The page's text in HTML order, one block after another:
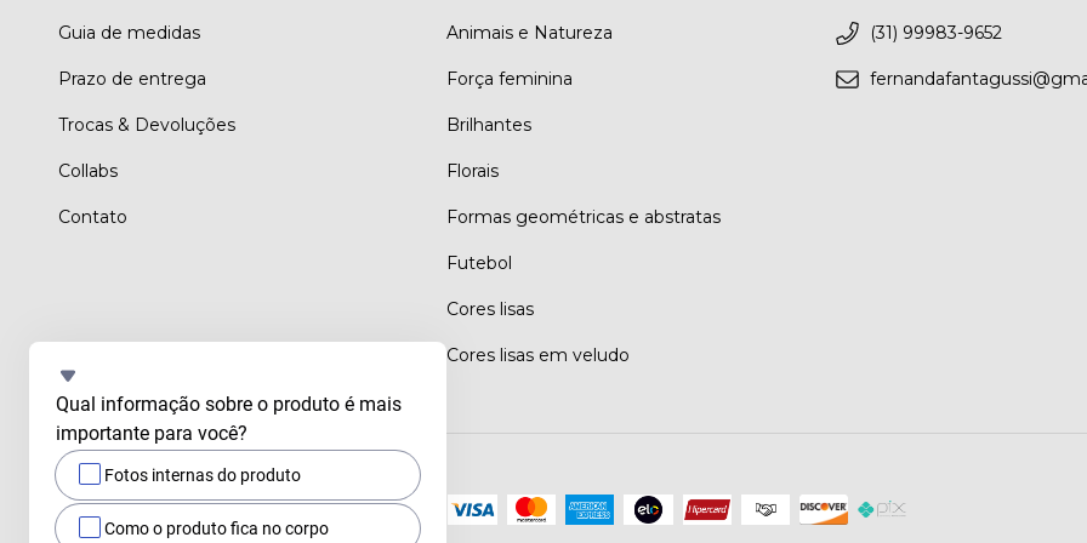
Guia de medidas
Prazo de entrega
Trocas & Devoluções
Collabs
Contato
Animais e Natureza
Força feminina
Brilhantes
Florais
Formas geométricas e abstratas
Futebol
Cores lisas
Cores lisas em veludo
(31) 99983-9652
Meios de pagamento
Qual informação sobre o produto é mais
importante para você?
Fotos internas do produto
Como o produto fica no corpo